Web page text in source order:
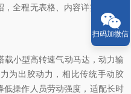
全程无表格、内容详实，贴合
载小型高转速气动马达，动力输
为出胶动力，相比传统手动胶
操作人员劳动强度，适配长时
扫码加微信